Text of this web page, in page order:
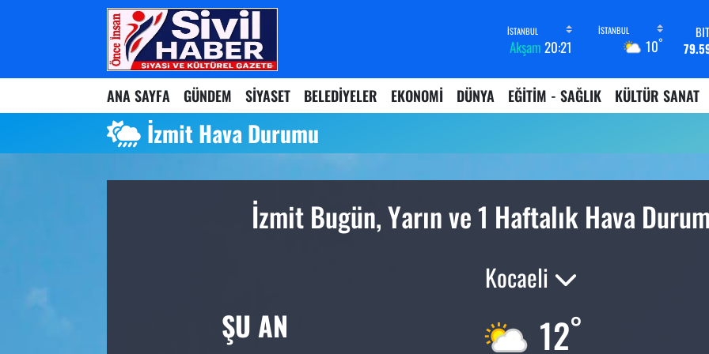
Akşam 20:21 10°
ANA SAYFA GÜNDEM SİYASET BELEDİYELER EKONOMİ DÜNYA EĞİTİM - SAĞLIK KÜLTÜR SANAT
İzmit Hava Durumu
İzmit Bugün, Yarın ve 1 Haftalık Hava
ŞU AN
Kocaeli
12°
Nöbetçi Eczaneler
Hava Durumu
Namaz Vakitleri
Trafik Durumu